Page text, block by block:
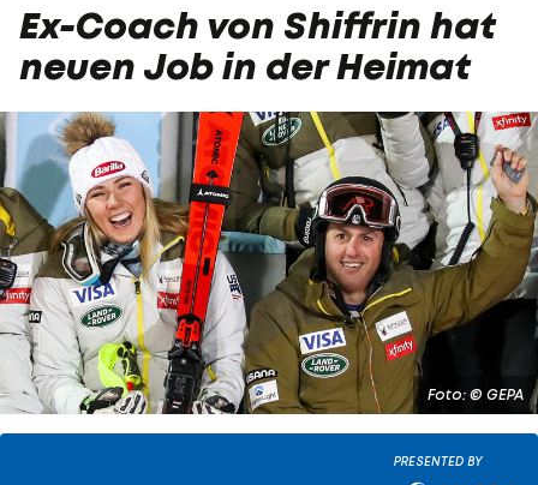
Ex-Coach von Shiffrin hat
neuen Job in der Heimat
Foto: © GEPA
PRESENTED BY